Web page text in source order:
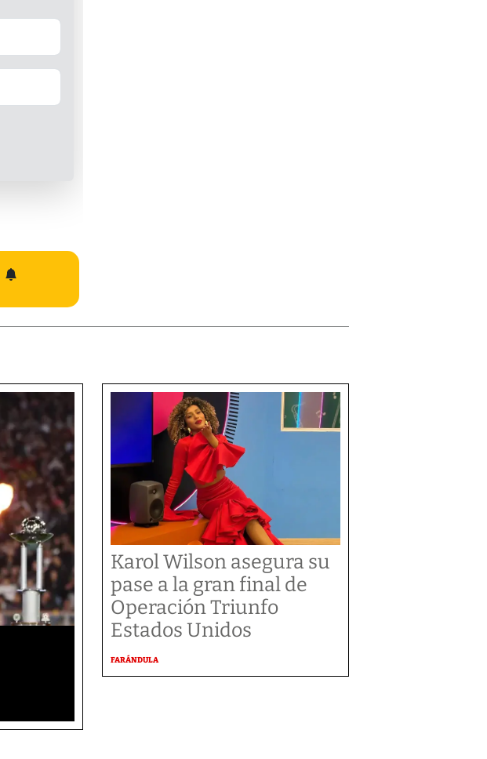
Karol Wilson asegura su
pase a la gran final de
Operación Triunfo
Estados Unidos
FARÁNDULA